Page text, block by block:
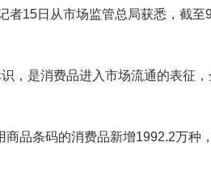
15日从市场监管总局获悉，截至
是消费品进入市场流通的表征
条码的消费品新增1992.2万种